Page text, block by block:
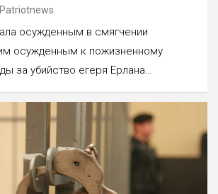
Patriotnews
осужденным в смягчении
осужденным к пожизненному
за убийство егеря Ерлана…